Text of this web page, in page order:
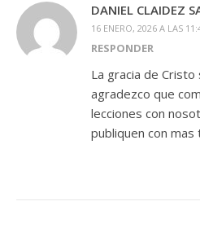
DANIEL CLAIDEZ
16 ENERO, 2026 A LAS
RESPONDER
La gracia de
agradezco que
lecciones con
publiquen con mas